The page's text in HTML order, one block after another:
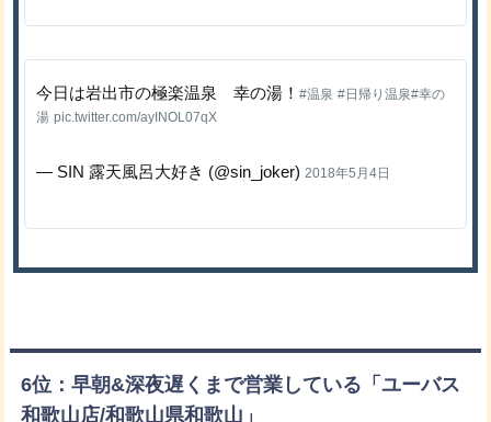
今日は岩出市の極楽温泉 幸の湯！#温泉 #日帰り温泉#幸の
湯 pic.twitter.com/ayINOL07qX
— SIN 露天風呂大好き (@sin_joker) 2018年5月4日
6位：早朝&深夜遅くまで営業している「ユーバス
和歌山店/和歌山県和歌山」